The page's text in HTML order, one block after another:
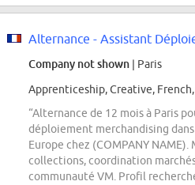
Company not shown | Paris
Apprenticeship, Creative,
“Alternance de 12 mois à Paris
déploiement merchandising
Europe chez (COMPANY
collections, coordination
communauté VM. Profil